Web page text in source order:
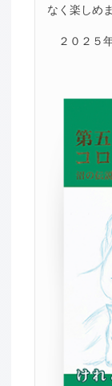
なく楽しめま
２０２５